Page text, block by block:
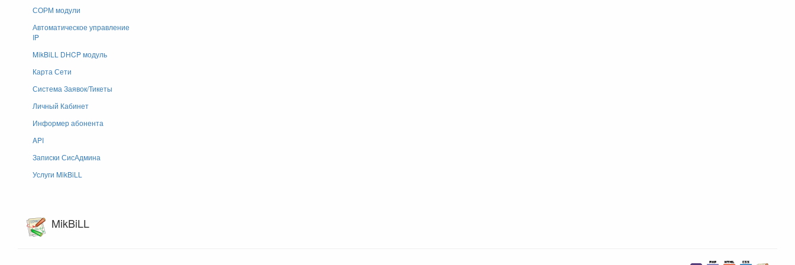
СОРМ модули
Автоматическое управление
IP
MikBiLL DHCP модуль
Карта Сети
Система Заявок/Тикеты
Личный Кабинет
Информер абонента
API
Записки СисАдмина
Услуги MikBiLL
MikBiLL